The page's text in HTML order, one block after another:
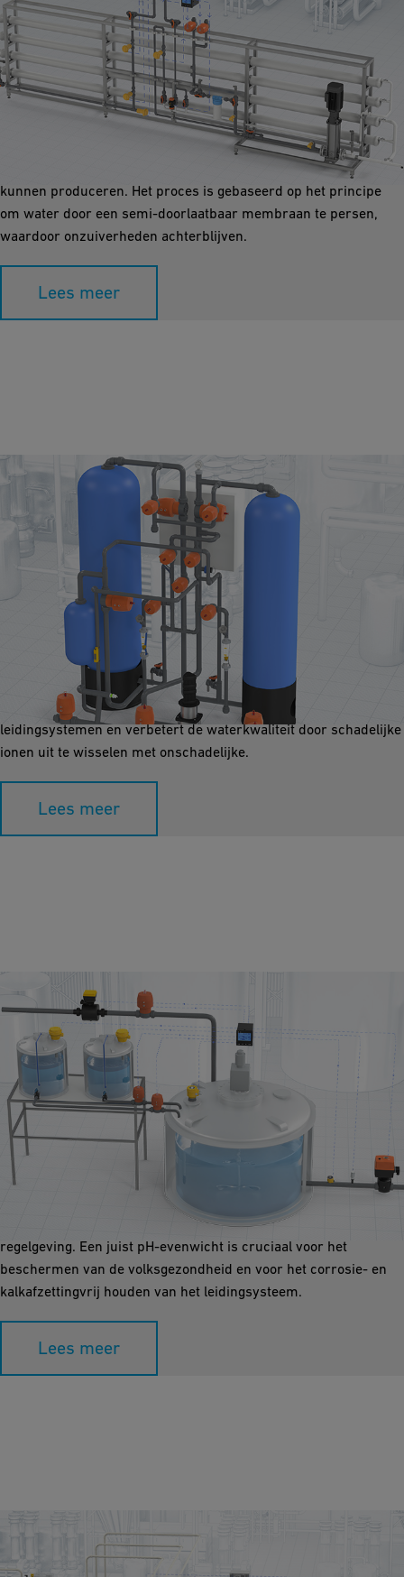
Omgekeerde Osmose
Omgekeerde osmose (RO) is een essentieel proces om
verontreinigingen zoals zouten, bacteriën en chemicaliën uit het
water te verwijderen en zo schoon en veilig drinkwater te
kunnen produceren. Het proces is gebaseerd op het principe
om water door een semi-doorlaatbaar membraan te persen,
waardoor onzuiverheden achterblijven.
Lees meer
Ionenuitwisseling
Dit proces verwijdert ongewenste ionen zoals calcium,
magnesium en andere verontreinigingen zoals lood en nitraten.
Het verzacht hard water, voorkomt kalkaanslag in
leidingsystemen en verbetert de waterkwaliteit door schadelijke
ionen uit te wisselen met onschadelijke.
Lees meer
Neutralisatie
Neutralisatie past de pH-waarden van het water aan. Het
voorkomt corrosie of kalkafzetting in leidingen, verbetert de
desinfectie-efficiëntie en waarborgt de naleving van de
regelgeving. Een juist pH-evenwicht is cruciaal voor het
beschermen van de volksgezondheid en voor het corrosie- en
kalkafzettingvrij houden van het leidingsysteem.
Lees meer